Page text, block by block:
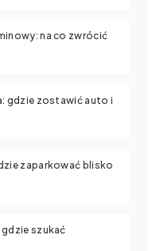
na co zwrócić
gdzie zostawić auto i
zaparkować blisko
szukać